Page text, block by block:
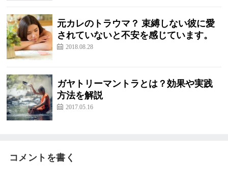
元カレのトラウマ？ 束縛しない彼に愛
されていないと不安を感じています。
2018.08.28
ガヤトリーマントラとは？効果や実践
方法を解説
2017.05.16
コメントを書く